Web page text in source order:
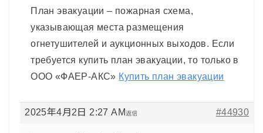
План эвакуации – пожарная схема,
указывающая места размещения
огнетушителей и аукционных выходов. Если
требуется купить план эвакуации, то только в
ООО «ФАЕР-АКС» Купить план эвакуации
2025年4月2日 2:27 AM #44930
返信